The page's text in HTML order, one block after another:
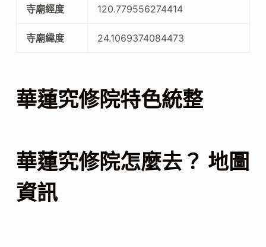
寺廟經度 120.779556274414
寺廟緯度 24.1069374084473
華蓮究修院特色統整
華蓮究修院怎麼去？ 地圖
資訊